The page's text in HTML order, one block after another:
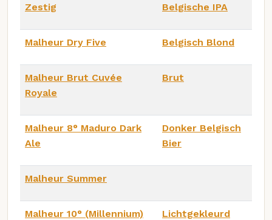
Zestig Belgische IPA
Malheur Dry Five Belgisch Blond
Malheur Brut Cuvée
Royale
Brut
Malheur 8° Maduro Dark
Ale
Donker Belgisch
Bier
Malheur Summer
Malheur 10° (Millennium)
Lichtgekleurd